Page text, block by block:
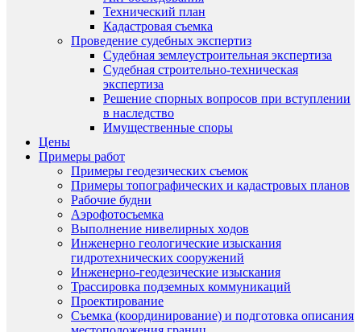
Технический план
Кадастровая съемка
Проведение судебных экспертиз
Судебная землеустроительная экспертиза
Судебная строительно-техническая
экспертиза
Решение спорных вопросов при вступлении
в наследство
Имущественные споры
Цены
Примеры работ
Примеры геодезических съемок
Примеры топографических и кадастровых планов
Рабочие будни
Аэрофотосъемка
Выполнение нивелирных ходов
Инженерно геологические изыскания
гидротехнических сооружений
Инженерно-геодезические изыскания
Трассировка подземных коммуникаций
Проектирование
Съемка (координирование) и подготовка описания